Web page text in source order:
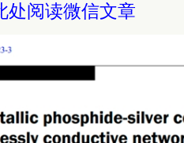
处阅读微信文章